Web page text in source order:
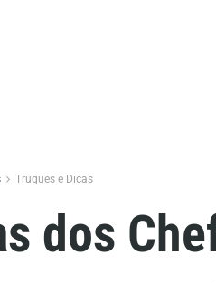
Truques e Dicas
dos